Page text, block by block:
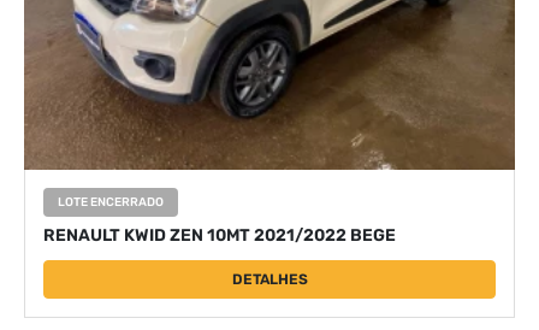
LOTE ENCERRADO
RENAULT KWID ZEN 10MT 2021/2022 BEGE
DETALHES